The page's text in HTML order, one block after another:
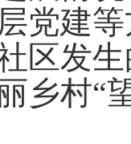
党建
区发
乡村“